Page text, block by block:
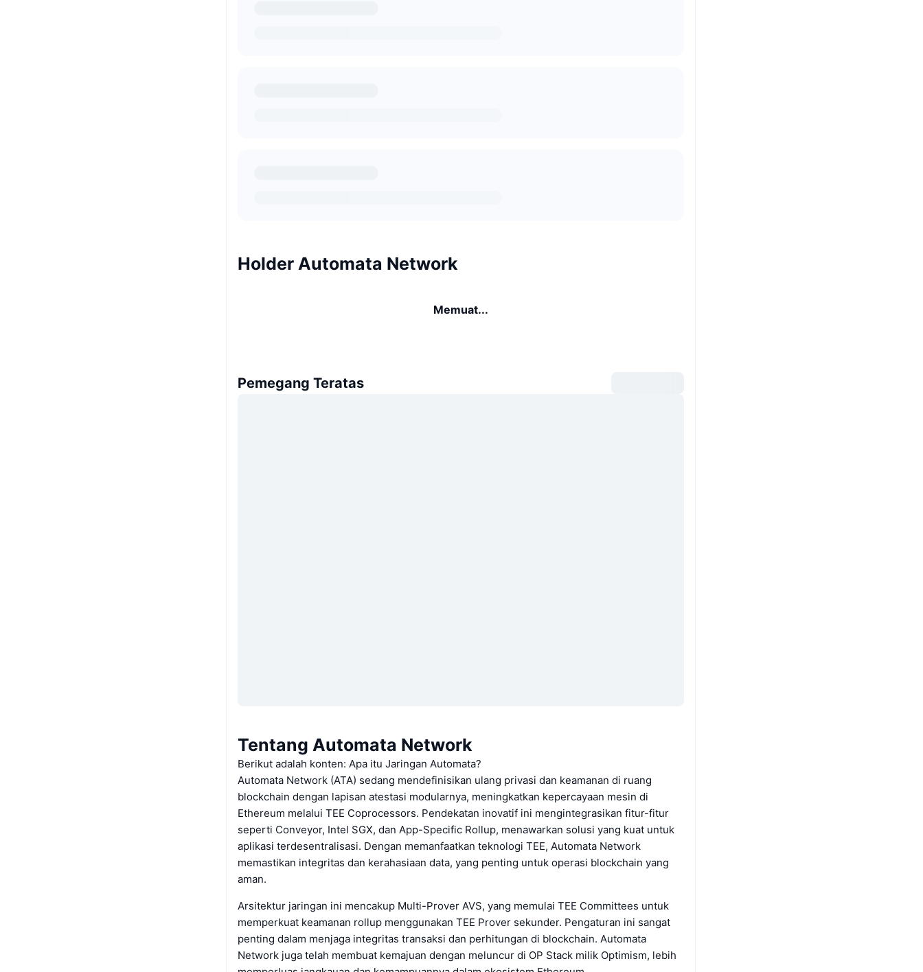
Holder Automata Network
Memuat...
Pemegang Teratas
Tentang Automata Network
Berikut adalah konten: Apa itu Jaringan Automata?
Automata Network (ATA) sedang mendefinisikan ulang privasi dan keamanan di ruang
blockchain dengan lapisan atestasi modularnya, meningkatkan kepercayaan mesin di
Ethereum melalui TEE Coprocessors. Pendekatan inovatif ini mengintegrasikan fitur-fitur
seperti Conveyor, Intel SGX, dan App-Specific Rollup, menawarkan solusi yang kuat untuk
aplikasi terdesentralisasi. Dengan memanfaatkan teknologi TEE, Automata Network
memastikan integritas dan kerahasiaan data, yang penting untuk operasi blockchain yang
aman.
Arsitektur jaringan ini mencakup Multi-Prover AVS, yang memulai TEE Committees untuk
memperkuat keamanan rollup menggunakan TEE Prover sekunder. Pengaturan ini sangat
penting dalam menjaga integritas transaksi dan perhitungan di blockchain. Automata
Network juga telah membuat kemajuan dengan meluncur di OP Stack milik Optimism, lebih